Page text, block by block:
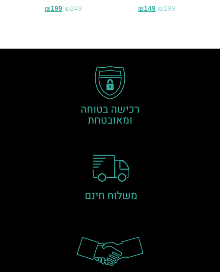
₪199
₪149
₪249
₪199